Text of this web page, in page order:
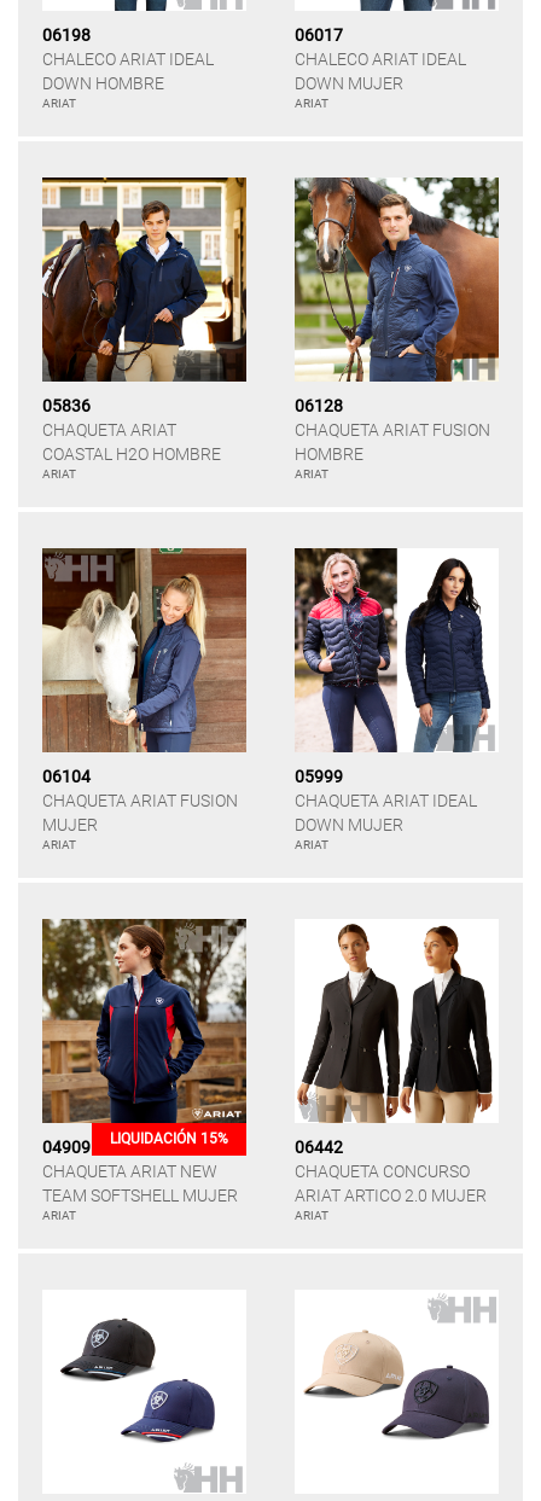
06198
CHALECO ARIAT IDEAL
DOWN HOMBRE
ARIAT
06017
CHALECO ARIAT IDEAL
DOWN MUJER
ARIAT
05836
CHAQUETA ARIAT
COASTAL H2O HOMBRE
ARIAT
06128
CHAQUETA ARIAT FUSION
HOMBRE
ARIAT
06104
CHAQUETA ARIAT FUSION
MUJER
ARIAT
05999
CHAQUETA ARIAT IDEAL
DOWN MUJER
ARIAT
04909 LIQUIDACIÓN 15%
CHAQUETA ARIAT NEW
TEAM SOFTSHELL MUJER
ARIAT
06442
CHAQUETA CONCURSO
ARIAT ARTICO 2.0 MUJER
ARIAT